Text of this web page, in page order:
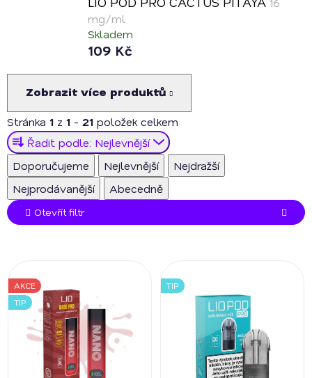
mg/ml
Skladem
109 Kč
Zobrazit více produktů
Stránka 1 z 1 - 21 položek celkem
Ř
a
z
e
n
o
d
Řadit podle: Nejlevnější
Doporučujeme
Nejlevnější
Nejdražší
Nejprodávanější
Abecedně
Otevřít filtr
ý
p
i
AKCE
TIP
TIP